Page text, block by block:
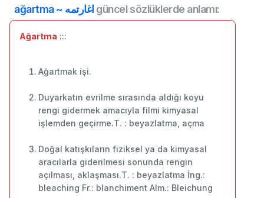
ağartma ~ اغارتمه güncel sözlüklerde anlamı:
Ağartma :::
Ağartmak işi.
Duyarkatın evrilme sırasında aldığı koyu
rengi gidermek amacıyla filmi kimyasal
işlemden geçirme.T. : beyazlatma, açma
Doğal katışkıların fiziksel ya da kimyasal
aracılarla giderilmesi sonunda rengin
açılması, aklaşması.T. : beyazlatma İng.:
bleaching Fr.: blanchiment Alm.: Bleichung